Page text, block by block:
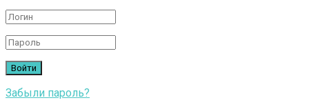
Забыли пароль?